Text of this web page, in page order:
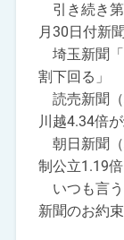
引き続き第
月30日付新
埼玉新聞
割下回る」
読売新聞
川越4.34倍が
朝日新聞
制公立1.19倍
いつも言う
新聞のお約束